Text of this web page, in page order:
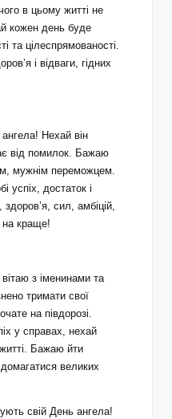
в цьому житті не
кожен день буде
та цілеспрямованості.
і відваги, гідних
Нехай він
від помилок. Бажаю
мужнім переможцем.
успіх, достаток і
сил, амбіцій,
на краще!
з іменинами та
тримати свої
на півдорозі.
у справах, нехай
Бажаю йти
великих
свій День ангела!